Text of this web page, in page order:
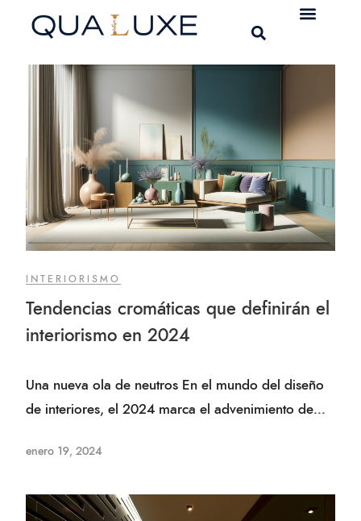
INTERIORISMO
Tendencias cromáticas que definirán el
interiorismo en 2024
Una nueva ola de neutros En el mundo del diseño
de interiores, el 2024 marca el advenimiento de...
enero 19, 2024